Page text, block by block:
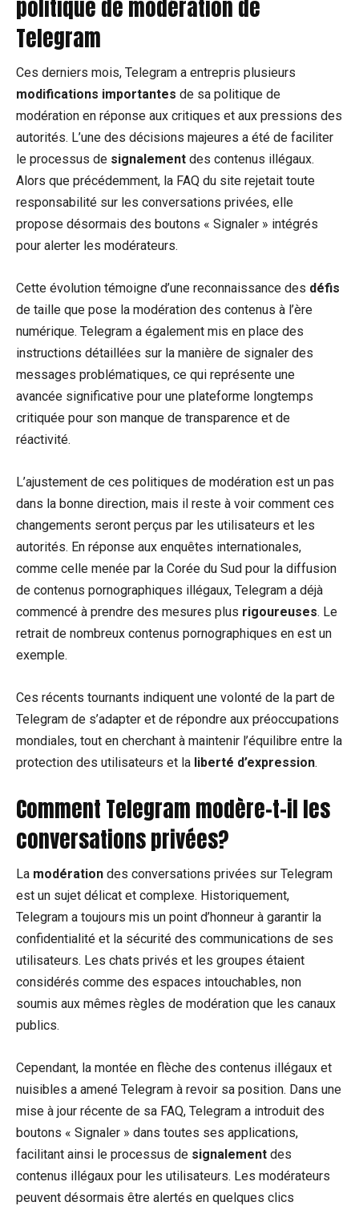
politique de modérationde
Telegram
Ces derniers mois, Telegram a entrepris plusieurs
modifications importantes de sa politique de
modération en réponse aux critiques et aux pressions des
autorités. L’une des décisions majeures a été de faciliter
le processus de signalement des contenus illégaux.
Alors que précédemment, la FAQ du site rejetait toute
responsabilité sur les conversations privées, elle
propose désormais des boutons « Signaler » intégrés
pour alerter les modérateurs.
Cette évolution témoigne d’une reconnaissance des défis
de taille que pose la modération des contenus à l’ère
numérique. Telegram a également mis en place des
instructions détaillées sur la manière de signaler des
messages problématiques, ce qui représente une
avancée significative pour une plateforme longtemps
critiquée pour son manque de transparence et de
réactivité.
L’ajustement de ces politiques de modération est un pas
dans la bonne direction, mais il reste à voir comment ces
changements seront perçus par les utilisateurs et les
autorités. En réponse aux enquêtes internationales,
comme celle menée par la Corée du Sud pour la diffusion
de contenus pornographiques illégaux, Telegram a déjà
commencé à prendre des mesures plus rigoureuses. Le
retrait de nombreux contenus pornographiques en est un
exemple.
Ces récents tournants indiquent une volonté de la part de
Telegram de s’adapter et de répondre aux préoccupations
mondiales, tout en cherchant à maintenir l’équilibre entre la
protection des utilisateurs et la liberté d’expression.
Comment Telegram modère-t-il les
conversations privées?
La modération des conversations privées sur Telegram
est un sujet délicat et complexe. Historiquement,
Telegram a toujours mis un point d’honneur à garantir la
confidentialité et la sécurité des communications de ses
utilisateurs. Les chats privés et les groupes étaient
considérés comme des espaces intouchables, non
soumis aux mêmes règles de modération que les canaux
publics.
Cependant, la montée en flèche des contenus illégaux et
nuisibles a amené Telegram à revoir sa position. Dans une
mise à jour récente de sa FAQ, Telegram a introduit des
boutons « Signaler » dans toutes ses applications,
facilitant ainsi le processus de signalement des
contenus illégaux pour les utilisateurs. Les modérateurs
peuvent désormais être alertés en quelques clics